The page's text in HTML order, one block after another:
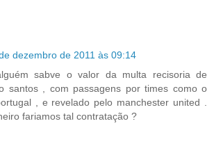
dezembro de 2011 às 09:14
sabve o valor da multa recisoria de
santos , com passagens por times como o
, e revelado pelo manchester united .
fariamos tal contratação ?